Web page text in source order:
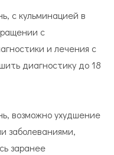
с кульминацией в
с
и лечения с
диагностику до 18
возможно ухудшение
заболеваниями,
заранее